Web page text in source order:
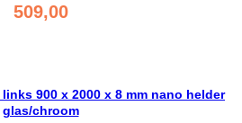
509,00
900 x 2000 x 8 mm nano helder
glas/chroom